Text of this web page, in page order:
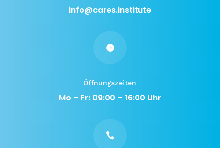
info@cares.institute

Öffnungszeiten
Mo – Fr: 09:00 – 16:00 Uhr
